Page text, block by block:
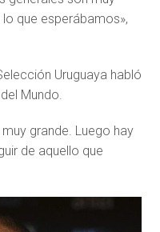
que esperábamos»,
Uruguaya habló
Mundo.
grande. Luego hay
de aquello que